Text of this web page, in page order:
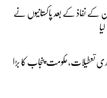
نفاذ کے بعد پاکستانیوں نے
تعطیلات،حکومت پنجاب کا بڑا